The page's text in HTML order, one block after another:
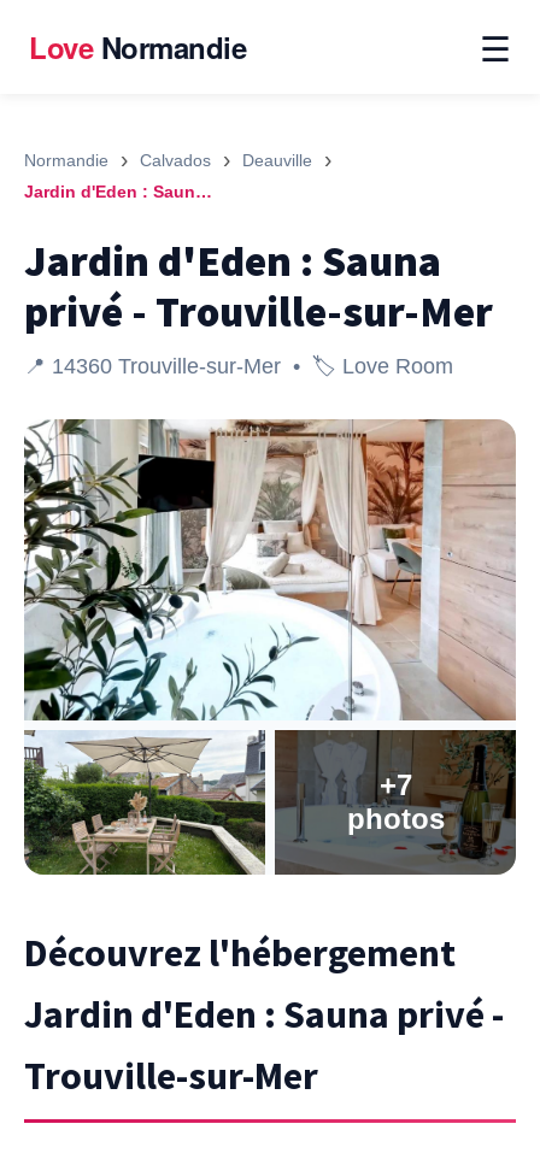
LoveNormandie ☰
Normandie › Calvados › Deauville ›
Jardin d'Eden : Sauna privé - Trouville-sur-Mer
Jardin d'Eden : Sauna
privé - Trouville-sur-Mer
📍 14360 Trouville-sur-Mer • 🏷️ Love Room
+7
photos
Découvrez l'hébergement
Jardin d'Eden : Sauna privé -
Trouville-sur-Mer